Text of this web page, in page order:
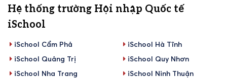
Hệ thống trường Hội nhập Quốc tế
iSchool
iSchool Cẩm Phả
iSchool Hà Tĩnh
iSchool Quảng Trị
iSchool Quy Nhơn
iSchool Nha Trang
iSchool Ninh Thuận